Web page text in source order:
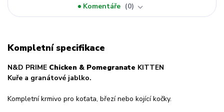
Komentáře
0
Kompletní specifikace
N&D PRIME Chicken & Pomegranate KITTEN
Kuře a granátové jablko.
Kompletní krmivo pro koťata, březí nebo kojící kočky.